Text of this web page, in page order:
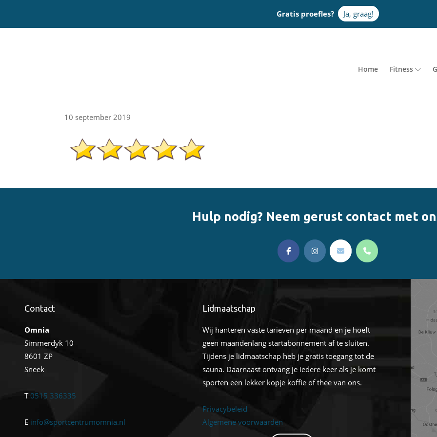
Gratis proefles? Ja, graag!
Home Fitness
10 september 2019
Hulp nodig? Neem gerust contact met
Contact
Omnia
Simmerdyk 10
8601 ZP
Sneek
T0515 336335
E info@sportcentrumomnia.nl
Lidmaatschap
Wij hanteren vaste tarieven per maand en je hoeft
geen maandenlang startabonnement af te sluiten.
Tijdens je lidmaatschap heb je gratis toegang tot de
sauna. Daarnaast ontvang je iedere keer als je komt
sporten een lekker kopje koffie of thee van ons.
Privacybeleid
Algemene voorwaarden